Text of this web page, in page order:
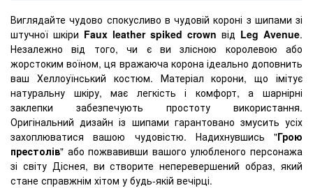
Виглядайте чудово спокусливо в чудовій короні з шипами зі
штучної шкіри Faux leather spiked crown від Leg Avenue.
Незалежно від того, чи є ви злісною королевою або
жорстоким воїном, ця вражаюча корона ідеально доповнить
ваш Хеллоуїнський костюм. Матеріал корони, що імітує
натуральну шкіру, має легкість і комфорт, а шарнірні
заклепки забезпечують простоту використання.
Оригінальний дизайн із шипами гарантовано змусить усіх
захоплюватися вашою чудовістю. Надихнувшись "Грою
престолів" або пожвавивши вашого улюбленого персонажа
зі світу Діснея, ви створите неперевершений образ, який
стане справжнім хітом у будь-якій вечірці.